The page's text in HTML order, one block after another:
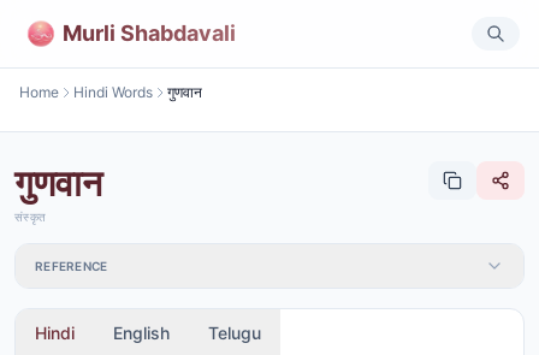
Murli Shabdavali
Home Hindi Words गुणवान
गुणवान
संस्कृत
REFERENCE
Hindi English Telugu